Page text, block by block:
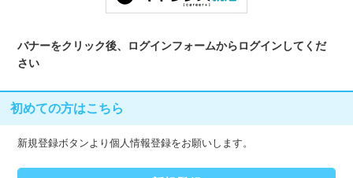
バナーをクリック後、ログインフォームからログインしてくだ
さい
初めての方はこちら
新規登録ボタンより個人情報登録をお願いします。